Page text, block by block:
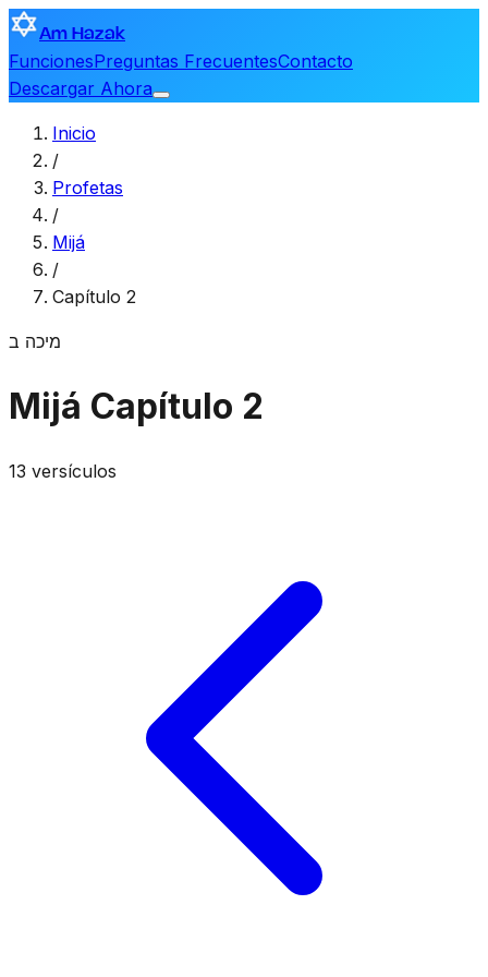
Am Hazak
FuncionesPreguntas FrecuentesContacto
Descargar Ahora
Inicio
/
Profetas
/
Mijá
/
Capítulo 2
מיכה ב
Mijá Capítulo 2
13 versículos